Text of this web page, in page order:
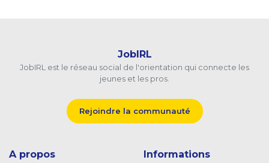
JobIRL
JobIRL est le réseau social de l'orientation qui connecte les
jeunes et les pros.
Rejoindre la communauté
A propos Informations